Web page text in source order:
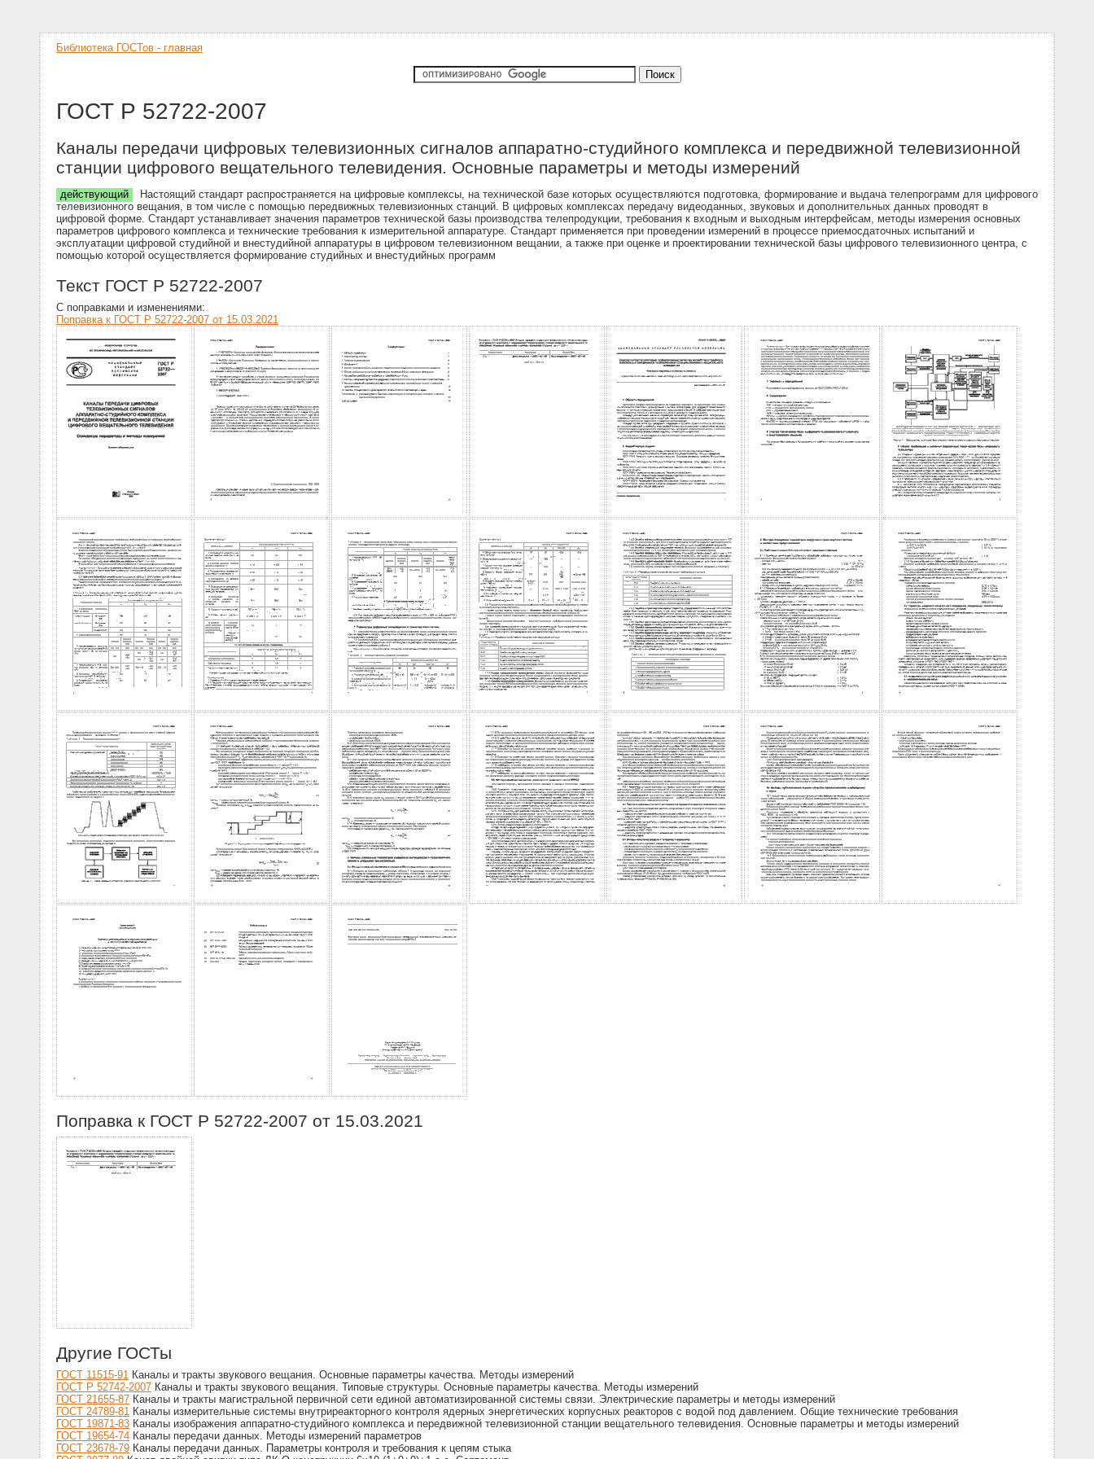
Библиотека ГОСТов - главная
ГОСТ Р 52722-2007
Каналы передачи цифровых телевизионных сигналов аппаратно-студийного комплекса и передвижной телевизионной
станции цифрового вещательного телевидения. Основные параметры и методы измерений
действующий
Настоящий стандарт распространяется на цифровые комплексы, на технической базе которых осуществляются подготовка, формирование и выдача телепрограмм для цифрового
телевизионного вещания, в том числе с помощью передвижных телевизионных станций. В цифровых комплексах передачу видеоданных, звуковых и дополнительных данных проводят в
цифровой форме. Стандарт устанавливает значения параметров технической базы производства телепродукции, требования к входным и выходным интерфейсам, методы измерения основных
параметров цифрового комплекса и технические требования к измерительной аппаратуре. Стандарт применяется при проведении измерений в процессе приемосдаточных испытаний и
эксплуатации цифровой студийной и внестудийной аппаратуры в цифровом телевизионном вещании, а также при оценке и проектировании технической базы цифрового телевизионного центра, с
помощью которой осуществляется формирование студийных и внестудийных программ
Текст ГОСТ Р 52722-2007
С поправками и изменениями:
Поправка к ГОСТ Р 52722-2007 от 15.03.2021
Поправка к ГОСТ Р 52722-2007 от 15.03.2021
Другие ГОСТы
ГОСТ 11515-91 Каналы и тракты звукового вещания. Основные параметры качества. Методы измерений
ГОСТ Р 52742-2007 Каналы и тракты звукового вещания. Типовые структуры. Основные параметры качества. Методы измерений
ГОСТ 21655-87 Каналы и тракты магистральной первичной сети единой автоматизированной системы связи. Электрические параметры и методы измерений
ГОСТ 24789-81 Каналы измерительные системы внутриреакторного контроля ядерных энергетических корпусных реакторов с водой под давлением. Общие технические требования
ГОСТ 19871-83 Каналы изображения аппаратно-студийного комплекса и передвижной телевизионной станции вещательного телевидения. Основные параметры и методы измерений
ГОСТ 19654-74 Каналы передачи данных. Методы измерений параметров
ГОСТ 23678-79 Каналы передачи данных. Параметры контроля и требования к цепям стыка